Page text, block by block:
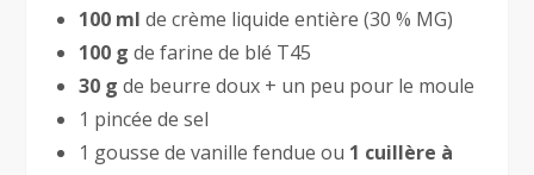
100 ml de crème liquide entière (30 % MG)
100 g de farine de blé T45
30 g de beurre doux + un peu pour le moule
1 pincée de sel
1 gousse de vanille fendue ou 1 cuillère à